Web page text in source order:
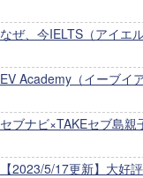
なぜ、今IELTS（アイエ
EV Academy（イーブイ
セブナビ×TAKEセブ島親
【2023/5/17更新】大好